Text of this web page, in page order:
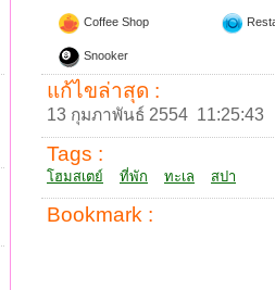
Coffee Shop
Snooker
แก้ไขล่าสุด :
13 กุมภาพันธ์ 2554 11:25:43
Tags :
โฮมสเตย์ ที่พัก ทะเล สปา
Bookmark :